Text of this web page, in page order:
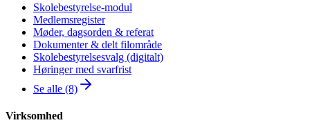
Skolebestyrelse-modul
Medlemsregister
Møder, dagsorden & referat
Dokumenter & delt filområde
Skolebestyrelsesvalg (digitalt)
Høringer med svarfrist
Se alle (8)
Virksomhed